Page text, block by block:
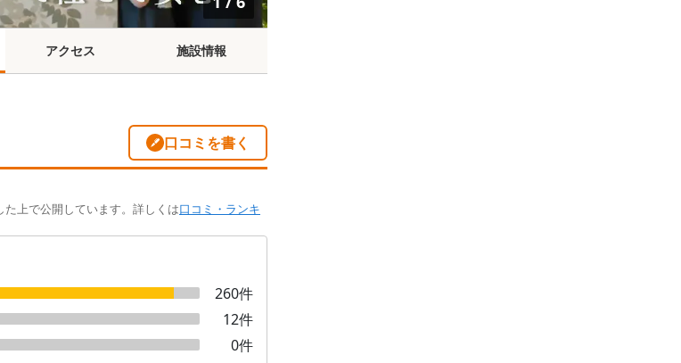
アクセス 施設情報
口コミを書く
た上で公開しています。詳しくは口コミ・ランキ
260件
12件
0件